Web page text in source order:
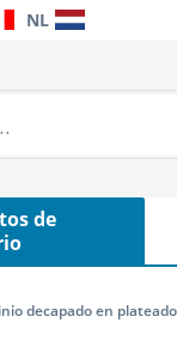
NL
de
decapado en